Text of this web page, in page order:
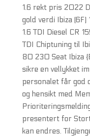
1.6 rekt pris 2022
gold verdi Ibiza (6F)
1.6 TDI Diesel CR
TDI Chiptuning til
80 230 Seat Ibiza
sikre en vellykket
personalet får god
og hensikt med
presentert for
kan endres.